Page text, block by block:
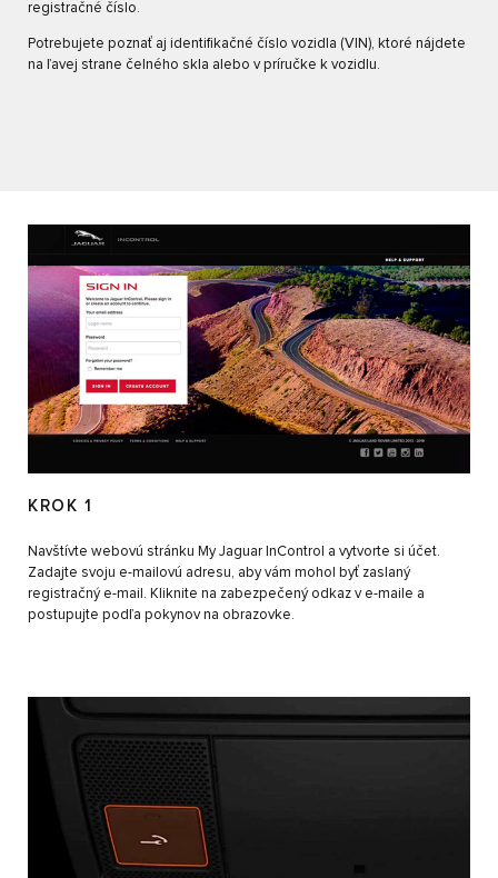
registračné číslo.
Potrebujete poznať aj identifikačné číslo vozidla (VIN), ktoré nájdete
na ľavej strane čelného skla alebo v príručke k vozidlu.
KROK 1
Navštívte webovú stránku My Jaguar InControl a vytvorte si účet.
Zadajte svoju e-mailovú adresu, aby vám mohol byť zaslaný
registračný e-mail. Kliknite na zabezpečený odkaz v e-maile a
postupujte podľa pokynov na obrazovke.